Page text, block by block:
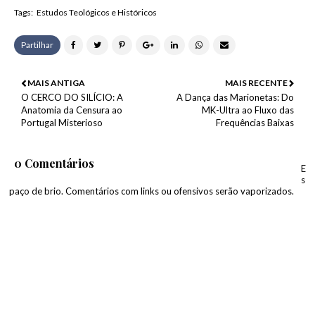
Tags: Estudos Teológicos e Históricos
Partilhar
MAIS RECENTE
A Dança das Marionetas: Do
MK-Ultra ao Fluxo das
Frequências Baixas
MAIS ANTIGA
O CERCO DO SILÍCIO: A
Anatomia da Censura ao
Portugal Misterioso
0 Comentários
E
s
paço de brio. Comentários com links ou ofensivos serão vaporizados.